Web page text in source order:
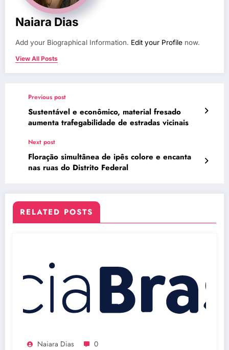
Naiara Dias
Add your Biographical Information. Edit your Profile now.
View All Posts
Previous post
Sustentável e econômico, material fresado
aumenta trafegabilidade de estradas vicinais
Next post
Floração simultânea de ipês colore e encanta
nas ruas do Distrito Federal
RELATED POSTS
Naiara Dias 0